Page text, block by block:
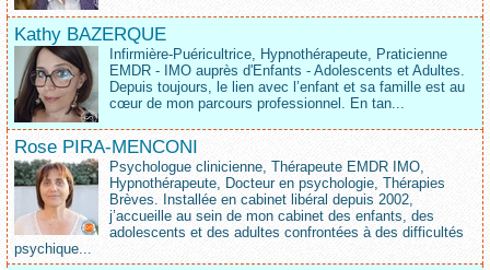
Kathy BAZERQUE
Infirmière-Puéricultrice, Hypnothérapeute, Praticienne
EMDR - IMO auprès d'Enfants - Adolescents et Adultes.
Depuis toujours, le lien avec l’enfant et sa famille est au
cœur de mon parcours professionnel. En tan...
Rose PIRA-MENCONI
Psychologue clinicienne, Thérapeute EMDR IMO,
Hypnothérapeute, Docteur en psychologie, Thérapies
Brèves. Installée en cabinet libéral depuis 2002,
j’accueille au sein de mon cabinet des enfants, des
adolescents et des adultes confrontées à des difficultés
psychique...